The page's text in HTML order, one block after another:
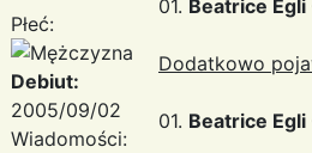
Płeć:
Debiut:
2005/09/02
Wiadomości:
01. Beatrice
Dodatkowo
01. Beatrice